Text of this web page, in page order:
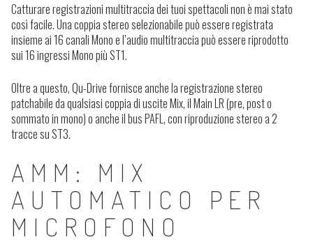
Catturare registrazioni multitraccia dei tuoi spettacoli non è mai stato
così facile. Una coppia stereo selezionabile può essere registrata
insieme ai 16 canali Mono e l’audio multitraccia può essere riprodotto
sui 16 ingressi Mono più ST1.
Oltre a questo, Qu-Drive fornisce anche la registrazione stereo
patchabile da qualsiasi coppia di uscite Mix, il Main LR (pre, post o
sommato in mono) o anche il bus PAFL, con riproduzione stereo a 2
tracce su ST3.
AMM: MIX
AUTOMATICO PER
MICROFONO